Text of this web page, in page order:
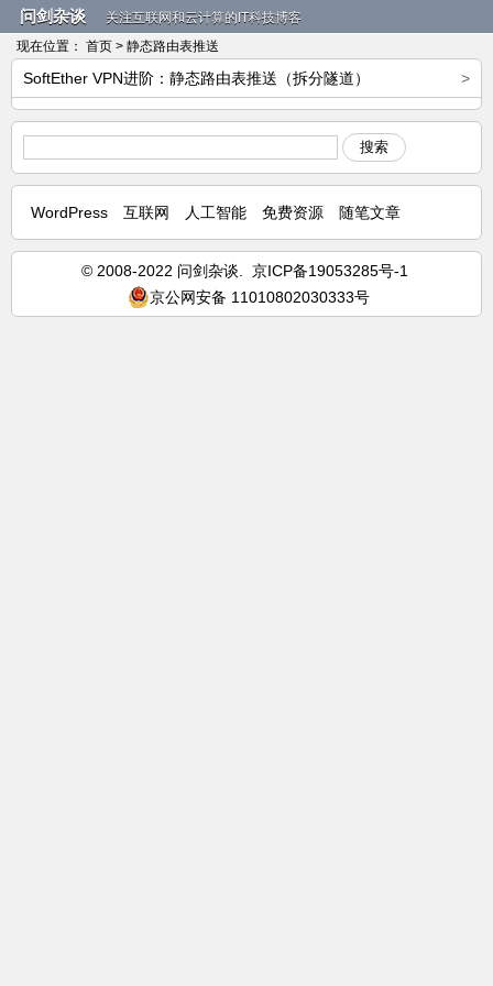
问剑杂谈
关注互联网和云计算的IT科技博客
现在位置： 首页 > 静态路由表推送
>
SoftEther VPN进阶：静态路由表推送（拆分隧道）
搜索
WordPress 互联网 人工智能 免费资源 随笔文章
© 2008-2022 问剑杂谈. 京ICP备19053285号-1
京公网安备 11010802030333号